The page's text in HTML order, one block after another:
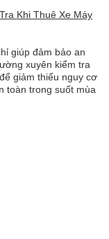
Khi Thuê Xe Máy
giúp đảm bảo an
xuyên kiểm tra
giảm thiểu nguy cơ
toàn trong suốt mùa